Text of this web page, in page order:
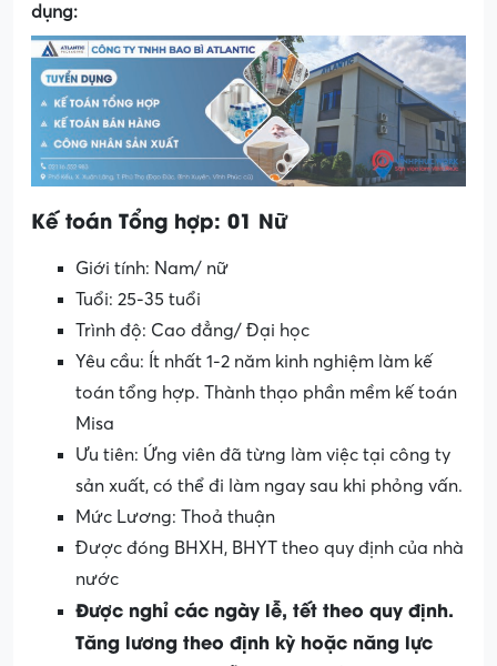
dụng:
Kế toán Tổng hợp: 01 Nữ
Giới tính: Nam/ nữ
Tuổi: 25-35 tuổi
Trình độ: Cao đẳng/ Đại học
Yêu cầu: Ít nhất 1-2 năm kinh nghiệm làm kế
toán tổng hợp. Thành thạo phần mềm kế toán
Misa
Ưu tiên: Ứng viên đã từng làm việc tại công ty
sản xuất, có thể đi làm ngay sau khi phỏng vấn.
Mức Lương: Thoả thuận
Được đóng BHXH, BHYT theo quy định của nhà
nước
Được nghỉ các ngày lễ, tết theo quy định.
Tăng lương theo định kỳ hoặc năng lực